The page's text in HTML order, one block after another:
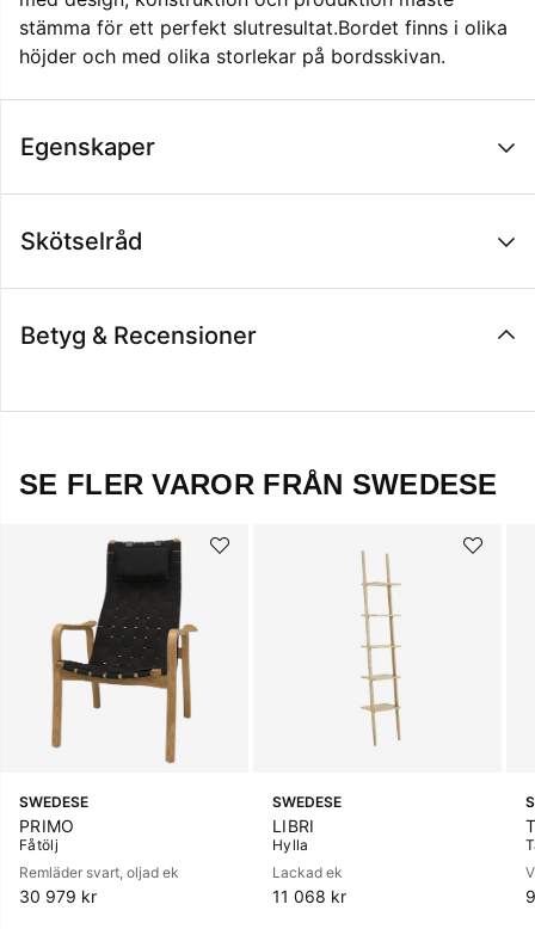
stämma för ett perfekt slutresultat.Bordet finns i olika
höjder och med olika storlekar på bordsskivan.
Egenskaper
Skötselråd
Betyg & Recensioner
SE FLER VAROR FRÅN SWEDESE
SWEDESE
PRIMO
Fåtölj
Remläder svart, oljad ek
30 979 kr
SWEDESE
LIBRI
Hylla
Lackad ek
11 068 kr